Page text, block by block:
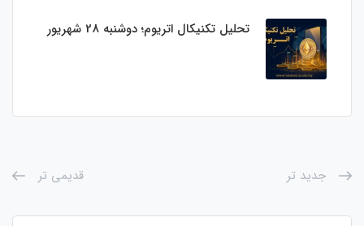
تحلیل تکنیکال اتریوم؛ دوشنبه 28 شهریور
جدید تر قدیمی تر